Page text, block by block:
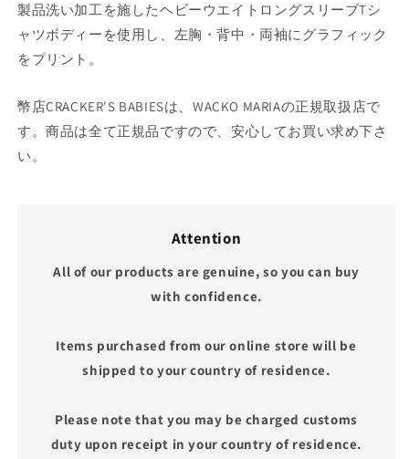
製品洗い加工を施したヘビーウエイトロングスリーブTシ
ャツボディーを使用し、左胸・背中・両袖にグラフィック
をプリント。
幣店CRACKER'S BABIESは、WACKO MARIAの正規取扱店で
す。商品は全て正規品ですので、安心してお買い求め下さ
い。
Attention
All of our products are genuine, so you can buy
with confidence.
Items purchased from our online store will be
shipped to your country of residence.
Please note that you may be charged customs
duty upon receipt in your country of residence.